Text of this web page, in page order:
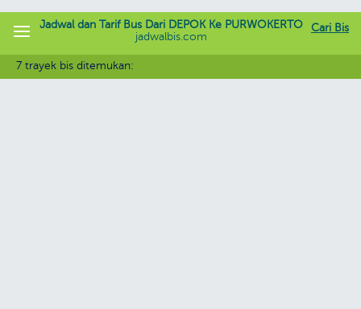
Cari Bis
Jadwal dan Tarif Bus Dari DEPOK Ke PURWOKERTO
jadwalbis.com
7 trayek bis ditemukan: